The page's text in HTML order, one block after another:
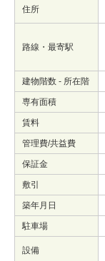
住所
路線・最寄駅
建物階数 - 所在階
専有面積
賃料
管理費/共益費
保証金
敷引
築年月日
駐車場
設備